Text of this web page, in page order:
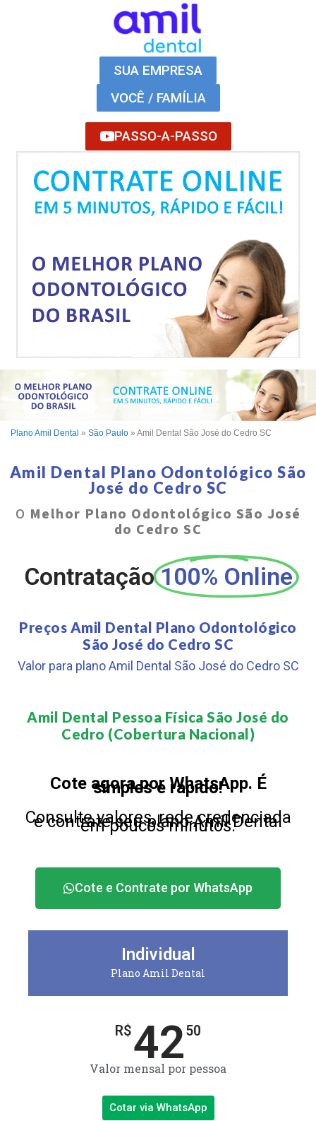
SUA EMPRESA
VOCÊ / FAMÍLIA
PASSO-A-PASSO
Plano Amil Dental » São Paulo » Amil Dental São José do Cedro SC
Amil Dental Plano Odontológico São
José do Cedro SC
O Melhor Plano Odontológico São José
do Cedro SC
Contratação 100% Online
Preços Amil Dental Plano Odontológico
São José do Cedro SC
Valor para plano Amil Dental São José do Cedro SC
Amil Dental Pessoa Física São José do
Cedro (Cobertura Nacional)​
Cote agora por WhatsApp. É
simples e rápido!
Consulte valores, rede credenciada
e contrate seu plano Amil Dental
em poucos minutos.
Cote e Contrate por WhatsApp
Individual
Plano Amil Dental
R$4250
Valor mensal por pessoa
Cotar via WhatsApp